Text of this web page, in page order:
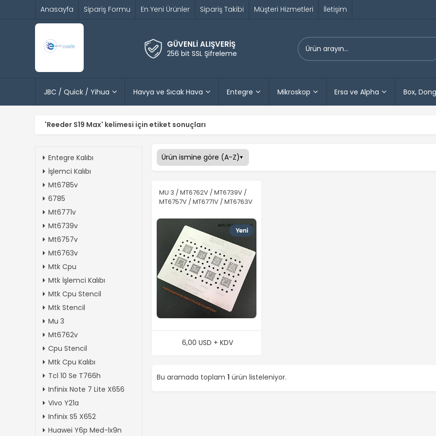
Anasayfa Sipariş Formu En Yeni Ürünler Sipariş Takibi Müşteri Hizmetleri İletişim
GÜVENLİ ALIŞVERİŞ
256 bit SSL Şifreleme
JBC / Quick / Yihua Havya ve Sıcak Hava Entegre Mikroskop Ersa ve Alpha Box,
'Reeder S19 Max' kelimesi için etiket sonuçları
Entegre Kalıbı
İşlemci Kalıbı
Mt6785v
6785
Mt6771v
Mt6739v
Mt6757v
Mt6763v
Mtk Cpu
Mtk İşlemci Kalıbı
Mtk Cpu Stencil
Mtk Stencil
Mu 3
Mt6762v
Cpu Stencil
Mtk Cpu Kalıbı
Tcl 10 Se T766h
Infinix Note 7 Lite X656
Vivo Y21a
Infinix S5 X652
Huawei Y6p Med-lx9n
MU 3 / MT6762V / MT6739V /
MT6757V / MT6771V / MT6763V
6,00 USD + KDV
Bu aramada toplam 1 ürün listeleniyor.